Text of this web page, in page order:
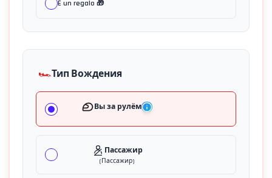
È un regalo 🎁
🏎️Тип Вождения
Вы за рулём
Пассажир
(Пассажир)